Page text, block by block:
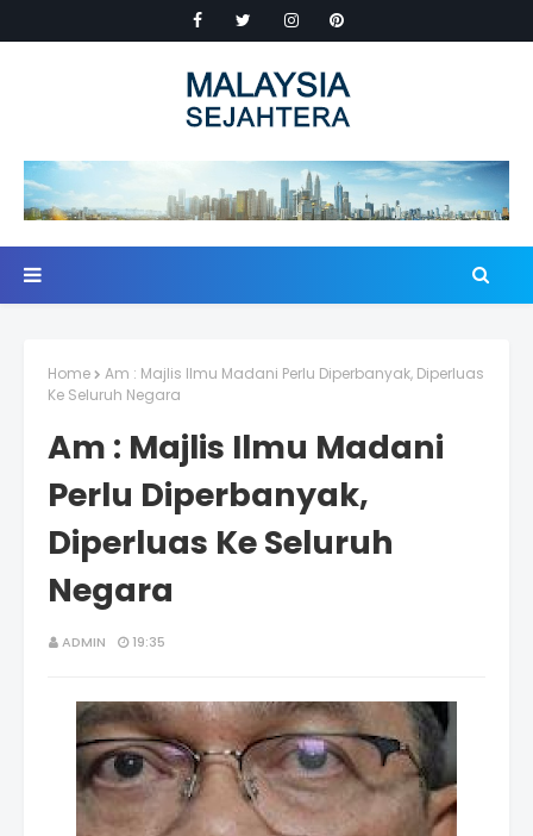
Home
Am : Majlis Ilmu Madani Perlu Diperbanyak, Diperluas
Ke Seluruh Negara
Am : Majlis Ilmu Madani
Perlu Diperbanyak,
Diperluas Ke Seluruh
Negara
ADMIN 19:35